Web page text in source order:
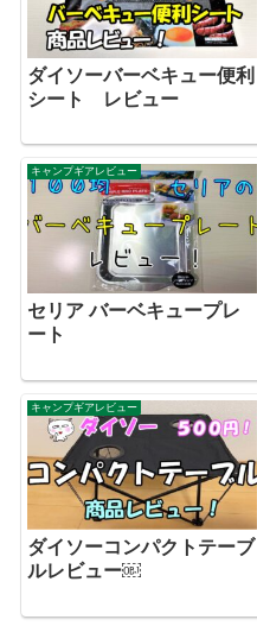
ダイソーバーベキュー便利
シート レビュー
キャンプギアレビュー
セリア バーベキュープレ
ート
キャンプギアレビュー
ダイソーコンパクトテーブ
ルレビュー￼